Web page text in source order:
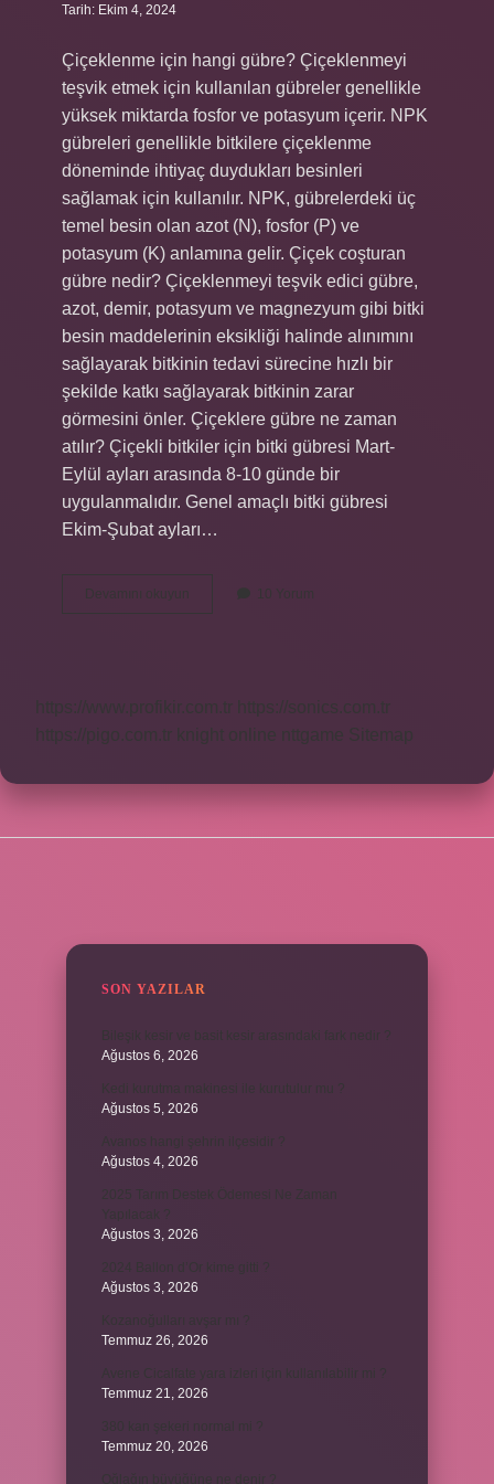
Tarih: Ekim 4, 2024
Çiçeklenme için hangi gübre? Çiçeklenmeyi
teşvik etmek için kullanılan gübreler genellikle
yüksek miktarda fosfor ve potasyum içerir. NPK
gübreleri genellikle bitkilere çiçeklenme
döneminde ihtiyaç duydukları besinleri
sağlamak için kullanılır. NPK, gübrelerdeki üç
temel besin olan azot (N), fosfor (P) ve
potasyum (K) anlamına gelir. Çiçek coşturan
gübre nedir? Çiçeklenmeyi teşvik edici gübre,
azot, demir, potasyum ve magnezyum gibi bitki
besin maddelerinin eksikliği halinde alınımını
sağlayarak bitkinin tedavi sürecine hızlı bir
şekilde katkı sağlayarak bitkinin zarar
görmesini önler. Çiçeklere gübre ne zaman
atılır? Çiçekli bitkiler için bitki gübresi Mart-
Eylül ayları arasında 8-10 günde bir
uygulanmalıdır. Genel amaçlı bitki gübresi
Ekim-Şubat ayları…
Devamını okuyun
Çiçeklenmeyi
10 Yorum
https://www.profikir.com.tr
https://sonics.com.tr
https://pigo.com.tr
knight online nttgame Sitemap
SON YAZILAR
Ağustos 6, 2026
Ağustos 5, 2026
Ağustos 4, 2026
Ağustos 3, 2026
Ağustos 3, 2026
Temmuz 26, 2026
Temmuz 21, 2026
Temmuz 20, 2026